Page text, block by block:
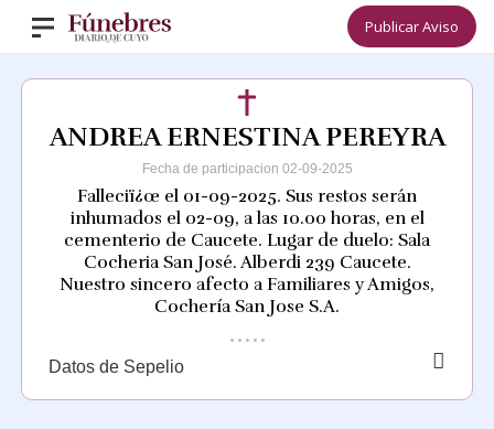
Publicar Aviso
ANDREA ERNESTINA PEREYRA
Fecha de participacion 02-09-2025
Falleciï¿œ el 01-09-2025. Sus restos serán
inhumados el 02-09, a las 10.00 horas, en el
cementerio de Caucete. Lugar de duelo: Sala
Cocheria San José. Alberdi 239 Caucete.
Nuestro sincero afecto a Familiares y Amigos,
Cochería San Jose S.A.
Datos de Sepelio